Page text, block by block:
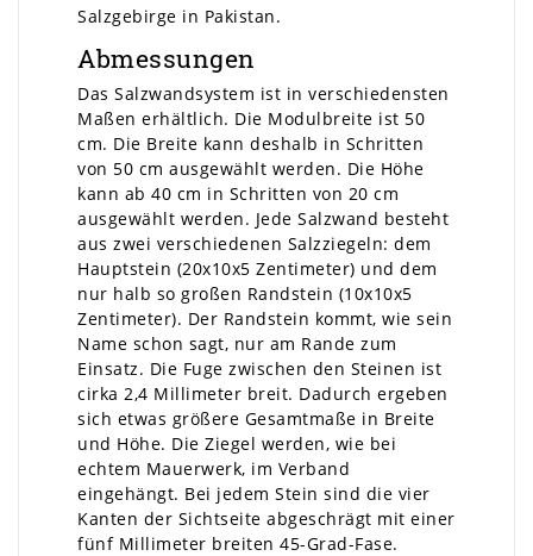
Salzgebirge in Pakistan.
Abmessungen
Das Salzwandsystem ist in verschiedensten
Maßen erhältlich. Die Modulbreite ist 50
cm. Die Breite kann deshalb in Schritten
von 50 cm ausgewählt werden. Die Höhe
kann ab 40 cm in Schritten von 20 cm
ausgewählt werden. Jede Salzwand besteht
aus zwei verschiedenen Salzziegeln: dem
Hauptstein (20x10x5 Zentimeter) und dem
nur halb so großen Randstein (10x10x5
Zentimeter). Der Randstein kommt, wie sein
Name schon sagt, nur am Rande zum
Einsatz. Die Fuge zwischen den Steinen ist
cirka 2,4 Millimeter breit. Dadurch ergeben
sich etwas größere Gesamtmaße in Breite
und Höhe. Die Ziegel werden, wie bei
echtem Mauerwerk, im Verband
eingehängt. Bei jedem Stein sind die vier
Kanten der Sichtseite abgeschrägt mit einer
fünf Millimeter breiten 45-Grad-Fase.